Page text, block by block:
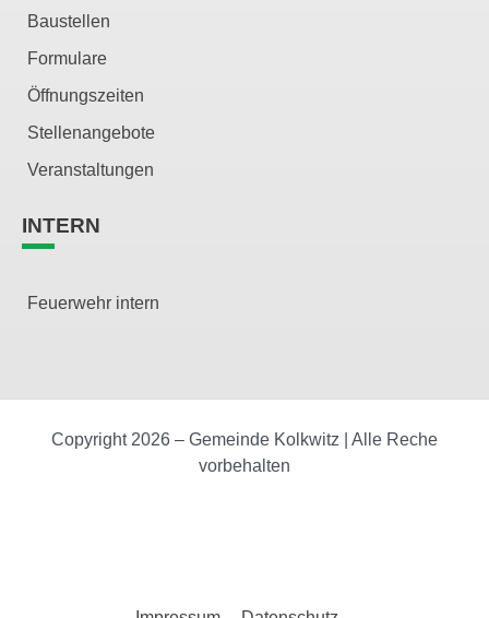
Baustellen
Formulare
Öffnungszeiten
Stellenangebote
Veranstaltungen
INTERN
Feuerwehr intern
Copyright 2026 – Gemeinde Kolkwitz | Alle Reche
vorbehalten